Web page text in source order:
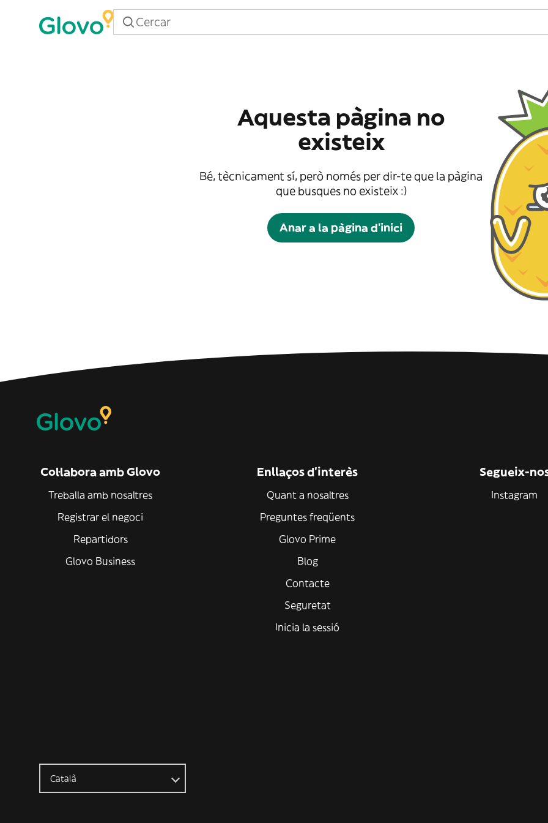
Aquesta pàgina no
existeix
Bé, tècnicament sí, però només per dir-te que la pàgina
que busques no existeix :)
Anar a la pàgina d'inici
Col·labora amb Glovo
Treballa amb nosaltres
Registrar el negoci
Repartidors
Glovo Business
Enllaços d'interès
Quant a nosaltres
Preguntes freqüents
Glovo Prime
Blog
Contacte
Seguretat
Inicia la sessió
Segueix-
Instagram